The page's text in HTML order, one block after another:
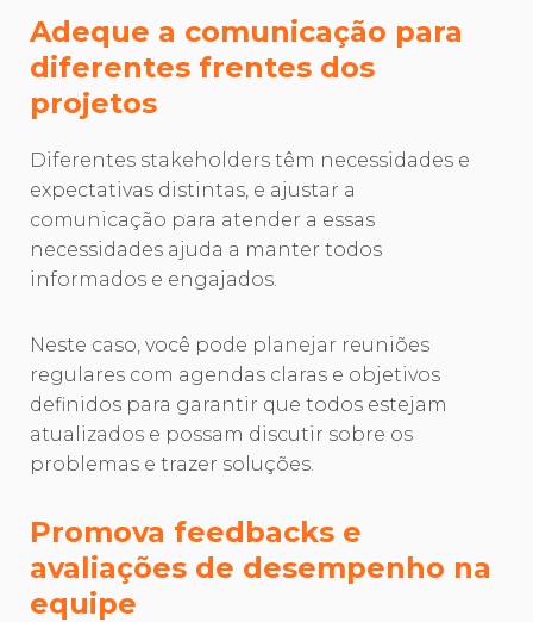
Adeque a comunicação para
diferentes frentes dos
projetos
Diferentes stakeholders têm necessidades e
expectativas distintas, e ajustar a
comunicação para atender a essas
necessidades ajuda a manter todos
informados e engajados.
Neste caso, você pode planejar reuniões
regulares com agendas claras e objetivos
definidos para garantir que todos estejam
atualizados e possam discutir sobre os
problemas e trazer soluções.
Promova feedbacks e
avaliações de desempenho na
equipe